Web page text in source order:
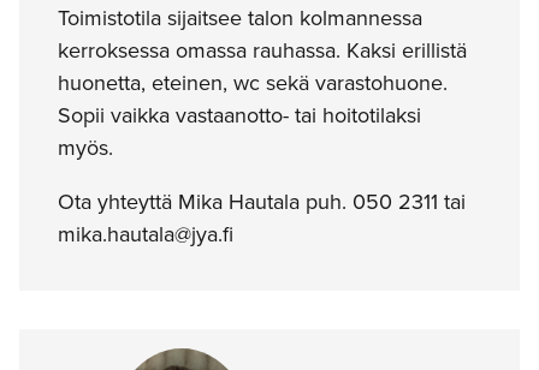
Toimistotila sijaitsee talon kolmannessa
kerroksessa omassa rauhassa. Kaksi erillistä
huonetta, eteinen, wc sekä varastohuone.
Sopii vaikka vastaanotto- tai hoitotilaksi
myös.
Ota yhteyttä Mika Hautala puh. 050 2311 tai
mika.hautala@jya.fi